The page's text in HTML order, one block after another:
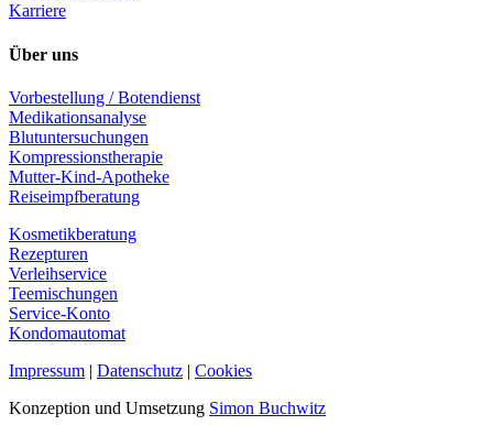
Karriere
Über uns
Vorbestellung / Botendienst
Medikationsanalyse
Blutuntersuchungen
Kompressionstherapie
Mutter-Kind-Apotheke
Reiseimpfberatung
Kosmetikberatung
Rezepturen
Verleihservice
Teemischungen
Service-Konto
Kondomautomat
Impressum | Datenschutz | Cookies
Konzeption und Umsetzung Simon Buchwitz